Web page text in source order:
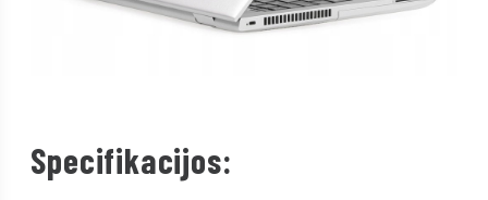
Specifikacijos: